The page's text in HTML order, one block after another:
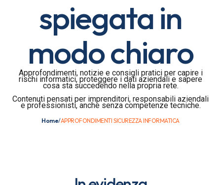
spiegata in
modo chiaro
Approfondimenti, notizie e consigli pratici per capire i
rischi informatici, proteggere i dati aziendali e sapere
cosa sta succedendo nella propria rete.
Contenuti pensati per imprenditori, responsabili aziendali
e professionisti, anche senza competenze tecniche.
Home/APPROFONDIMENTI SICUREZZA INFORMATICA